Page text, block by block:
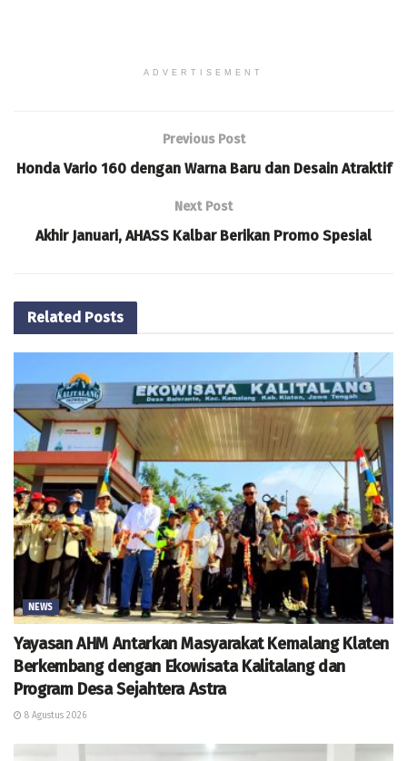
ADVERTISEMENT
Previous Post
Honda Vario 160 dengan Warna Baru dan Desain Atraktif
Next Post
Akhir Januari, AHASS Kalbar Berikan Promo Spesial
Related Posts
NEWS
Yayasan AHM Antarkan Masyarakat Kemalang Klaten
Berkembang dengan Ekowisata Kalitalang dan
Program Desa Sejahtera Astra
8 Agustus 2026